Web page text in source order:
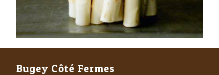
Bugey Côté Fermes